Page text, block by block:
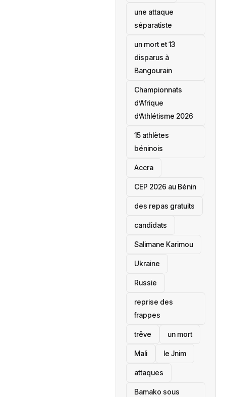
une attaque
séparatiste
un mort et 13
disparus à
Bangourain
‎Championnats
d’Afrique
d’Athlétisme 2026
15 athlètes
béninois
Accra
‎CEP 2026 au Bénin
des repas gratuits
candidats
Salimane Karimou
Ukraine
Russie
reprise des
frappes
trêve un mort
Mali le Jnim
attaques
Bamako sous